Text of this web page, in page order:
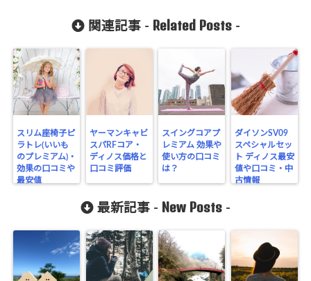
関連記事 - Related Posts-
スリム座椅子ピ
ラトレ(いいも
のプレミアム)・
効果の口コミや
最安値
ヤーマンキャビ
スパRFコア・
ディノス価格と
口コミ評価
スイングコアプ
レミアム 効果や
使い方の口コミ
は？
ダイソンSV09
スペシャルセッ
ト ディノス最安
値や口コミ・中
古情報
最新記事 - New Posts -